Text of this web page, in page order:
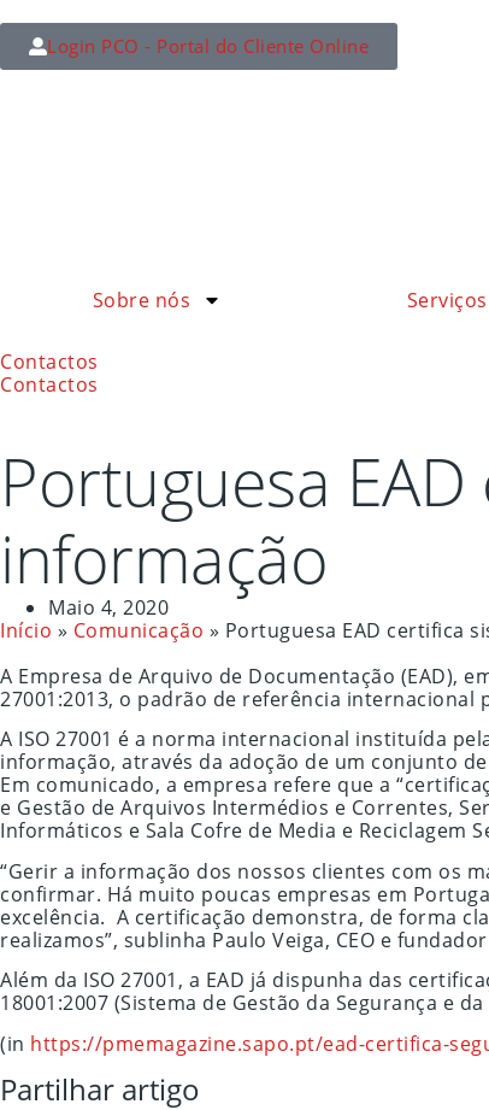
Login PCO - Portal do Cliente Online
Sobre nós Serviços
Contactos
Contactos
Portuguesa
informação
Maio 4, 2020
Início » Comunicação » Portuguesa EAD certifica
A Empresa de Arquivo de Documentação (EAD),
27001:2013, o padrão de referência internacional
A ISO 27001 é a norma internacional instituída
informação, através da adoção de um conjunto
Em comunicado, a empresa refere que a
e Gestão de Arquivos Intermédios e Correntes,
Informáticos e Sala Cofre de Media e Reciclagem
“Gerir a informação dos nossos clientes com os
confirmar. Há muito poucas empresas em
excelência. A certificação demonstra, de forma
realizamos”, sublinha Paulo Veiga, CEO e
Além da ISO 27001, a EAD já dispunha das
18001:2007 (Sistema de Gestão da Segurança e
(in https://pmemagazine.sapo.pt/ead-certifica-
Partilhar artigo